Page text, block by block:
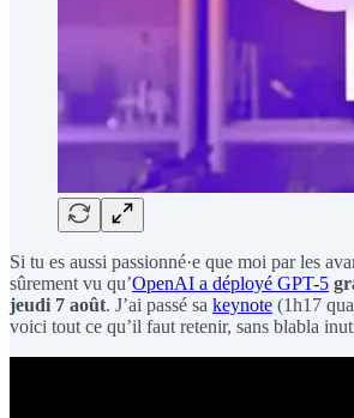
Si tu es aussi passionné·e que moi par les
sûrement vu qu’OpenAI a déployé GPT-5
jeudi 7 août. J’ai passé sa keynote (1h17
voici tout ce qu’il faut retenir, sans blabla